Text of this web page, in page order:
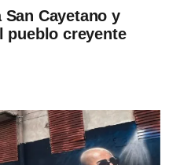
Cayetano y
pueblo creyente